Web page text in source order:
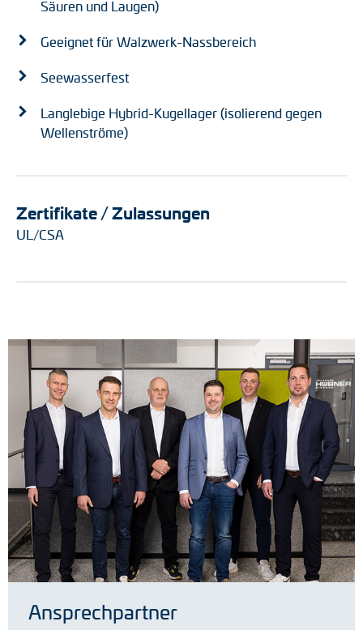
Säuren und Laugen)
Geeignet für Walzwerk-Nassbereich
Seewasserfest
Langlebige Hybrid-Kugellager (isolierend gegen
Wellenströme)
Zertifikate / Zulassungen
UL/CSA
Ansprechpartner